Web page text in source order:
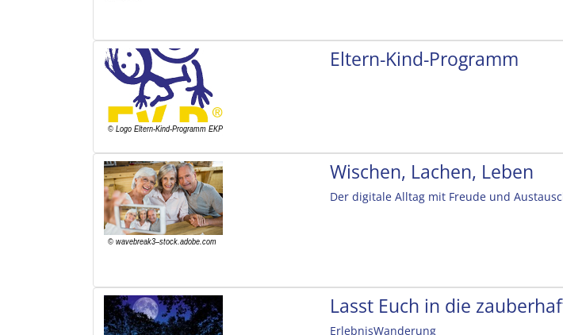
Eltern-Kind-Programm
Wischen, Lachen, Leben
Der digitale Alltag mit Freude und
Lasst Euch in die
ErlebnisWanderung